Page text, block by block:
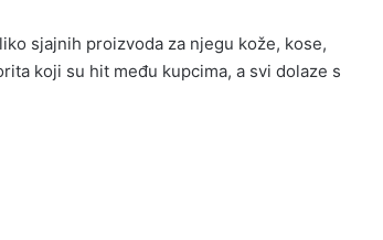
sjajnih proizvoda za njegu kože, kose,
koji su hit među kupcima, a svi dolaze s